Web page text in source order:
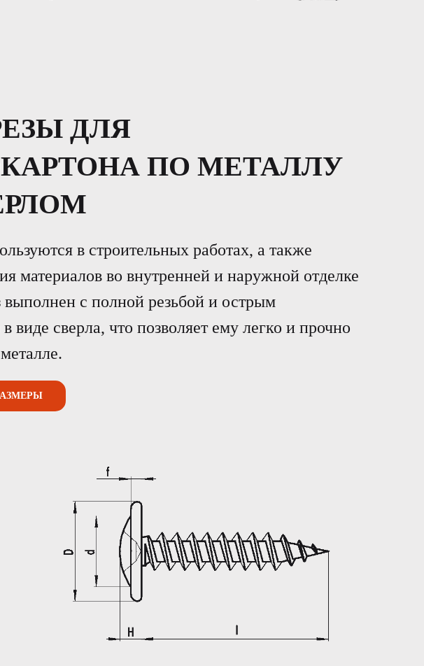
ДЛЯ
ПО МЕТАЛЛУ
в строительных работах, а также
материалов во внутренней и наружной отделке
с полной резьбой и острым
виде сверла, что позволяет ему легко и прочно